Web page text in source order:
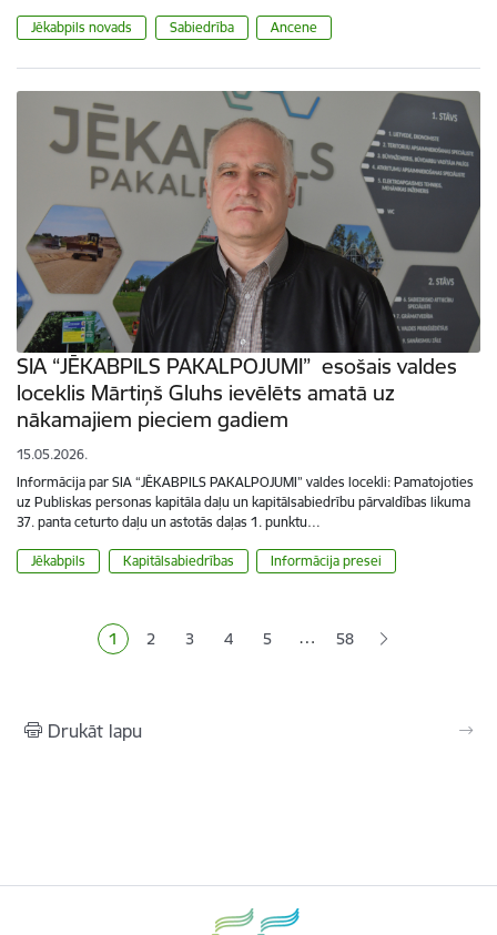
Jēkabpils novads Sabiedrība Ancene
SIA “JĒKABPILS PAKALPOJUMI” esošais valdes
loceklis Mārtiņš Gluhs ievēlēts amatā uz
nākamajiem pieciem gadiem
15.05.2026.
Informācija par SIA “JĒKABPILS PAKALPOJUMI” valdes locekli: Pamatojoties
uz Publiskas personas kapitāla daļu un kapitālsabiedrību pārvaldības likuma
37. panta ceturto daļu un astotās daļas 1. punktu…
Jēkabpils Kapitālsabiedrības Informācija presei
Pašreizējā lapa
1 Lapa
2 Lapa
3 Lapa
4 Lapa
5 … 58
Drukāt lapu